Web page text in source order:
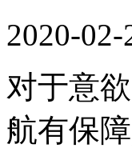
2020-
对于意
航有保